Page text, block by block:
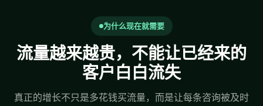
为什么现在就需要
流量越来越贵，不能让已经来的
客户白白流失
真正的增长不只是多花钱买流量，而是让每条咨询被及时